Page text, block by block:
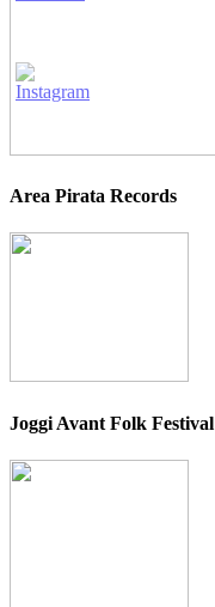
Area Pirata Records
Joggi Avant Folk Festival